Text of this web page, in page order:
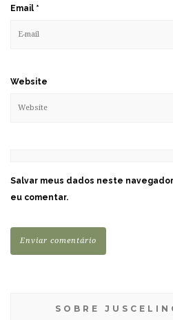
Email *
Website
Salvar meus dados neste
eu comentar.
SOBRE